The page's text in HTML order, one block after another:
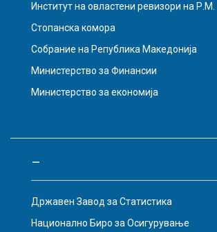
Институт на овластени ревизори на Р.М.
Стопанска комора
Собрание на Република Македонија
Министерство за Финансии
Министерство за економија
–
Државен Завод за Статистика
Национално Биро за Осигурување